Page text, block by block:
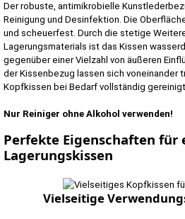
Der robuste, antimikrobielle
Reinigung und Desinfektion. Die
und scheuerfest. Durch die stetige
Lagerungsmaterials ist das Kissen
gegenüber einer Vielzahl von äußeren
der Kissenbezug lassen sich voneinander
Kopfkissen bei Bedarf vollständig
Nur Reiniger ohne Alkohol verwenden!
Perfekte Eigenschaften für
Lagerungskissen
Vielseitige